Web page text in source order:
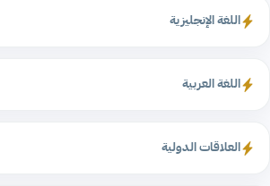
اللغة الإنجليزية
اللغة العربية
العلاقات الدولية